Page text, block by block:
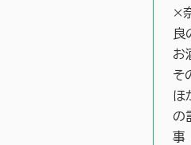
×
良
お
そ
ほ
の
事